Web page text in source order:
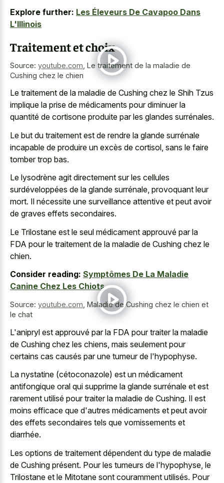
Explore further: Les Éleveurs De Cavapoo Dans
L'Illinois
Traitement et choix
Source: youtube.com Le traitement de la maladie de
Cushing chez le chien
Le traitement de la maladie de Cushing chez le Shih Tzus
implique la prise de médicaments pour diminuer la
quantité de cortisone produite par les glandes surrénales.
Le but du traitement est de rendre la glande surrénale
incapable de produire un excès de cortisol, sans le faire
tomber trop bas.
Le lysodrène agit directement sur les cellules
surdéveloppées de la glande surrénale, provoquant leur
mort. Il nécessite une surveillance attentive et peut avoir
de graves effets secondaires.
Le Trilostane est le seul médicament approuvé par la
FDA pour le traitement de la maladie de Cushing chez le
chien.
Consider reading: Symptômes De La Maladie
Canine Chez Les Chiots
Source: youtube.com Maladie de Cushing chez le chien et
le chat
L'anipryl est approuvé par la FDA pour traiter la maladie
de Cushing chez les chiens, mais seulement pour
certains cas causés par une tumeur de l'hypophyse.
La nystatine (cétoconazole) est un médicament
antifongique oral qui supprime la glande surrénale et est
rarement utilisé pour traiter la maladie de Cushing. Il est
moins efficace que d'autres médicaments et peut avoir
des effets secondaires tels que vomissements et
diarrhée.
Les options de traitement dépendent du type de maladie
de Cushing présent. Pour les tumeurs de l'hypophyse, le
Trilostane et le Mitotane sont couramment utilisés. Pour